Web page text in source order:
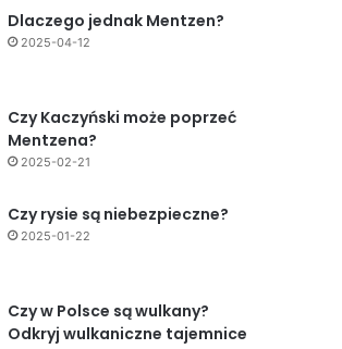
Dlaczego jednak Mentzen?
2025-04-12
Czy Kaczyński może poprzeć
Mentzena?
2025-02-21
Czy rysie są niebezpieczne?
2025-01-22
Czy w Polsce są wulkany?
Odkryj wulkaniczne tajemnice